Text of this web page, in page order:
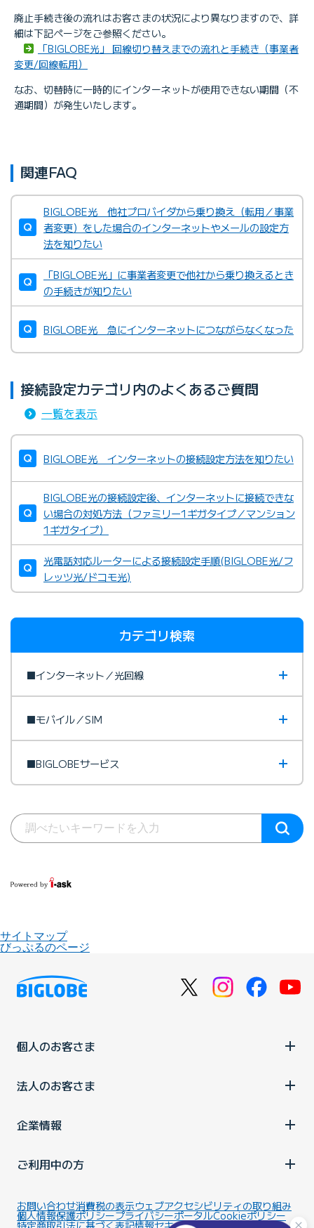
廃止手続き後の流れはお客さまの状況により異なりますので、詳
細は下記ページをご参照ください。
「BIGLOBE光」 回線切り替えまでの流れと手続き（事業者
変更/回線転用）
なお、切替時に一時的にインターネットが使用できない期間（不
通期間）が発生いたします。
関連FAQ
BIGLOBE光 他社プロバイダから乗り換え（転用／事業
者変更）をした場合のインターネットやメールの設定方
法を知りたい
「BIGLOBE光」に事業者変更で他社から乗り換えるとき
の手続きが知りたい
BIGLOBE光 急にインターネットにつながらなくなった
接続設定カテゴリ内のよくあるご質問
一覧を表示
BIGLOBE光 インターネットの接続設定方法を知りたい
BIGLOBE光の接続設定後、インターネットに接続できな
い場合の対処方法（ファミリー1ギガタイプ／マンション
1ギガタイプ）
光電話対応ルーターによる接続設定手順(BIGLOBE光/フ
レッツ光/ドコモ光)
カテゴリ検索
■インターネット／光回線
■モバイル／SIM
■BIGLOBEサービス
サイトマップ
びっぷるのページ
個人のお客さま
法人のお客さま
企業情報
ご利用中の方
お問い合わせ消費税の表示ウェブアクセシビリティの取り組み
個人情報保護ポリシープライバシーポータルCookieポリシー
特定商取引法に基づく表記情報セキュリティ基本方針